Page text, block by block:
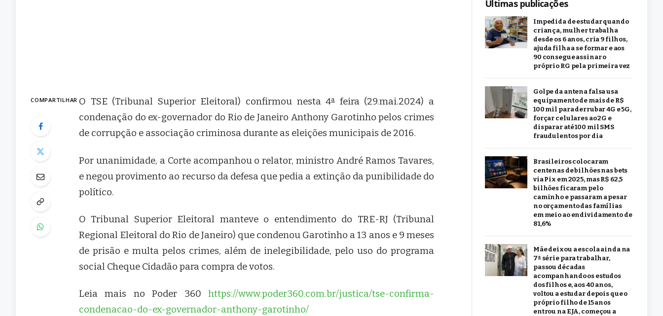
COMPARTILHAR O TSE (Tribunal Superior Eleitoral) confirmou nesta 4ª feira (29.mai.2024) a
condenação do ex-governador do Rio de Janeiro Anthony Garotinho pelos crimes
de corrupção e associação criminosa durante as eleições municipais de 2016.
Por unanimidade, a Corte acompanhou o relator, ministro André Ramos Tavares,
e negou provimento ao recurso da defesa que pedia a extinção da punibilidade do
político.
O Tribunal Superior Eleitoral manteve o entendimento do TRE-RJ (Tribunal
Regional Eleitoral do Rio de Janeiro) que condenou Garotinho a 13 anos e 9 meses
de prisão e multa pelos crimes, além de inelegibilidade, pelo uso do programa
social Cheque Cidadão para compra de votos.
Leia mais no Poder 360 https://www.poder360.com.br/justica/tse-confirma-
condenacao-do-ex-governador-anthony-garotinho/
Últimas publicações
Impedida de estudar quando
criança, mulher trabalha
desde os 6 anos, cria 9 filhos,
ajuda filha a se formar e aos
90 consegue assinar o
próprio RG pela primeira vez
Golpe da antena falsa usa
equipamento de mais de R$
100 mil para derrubar 4G e 5G,
forçar celulares ao 2G e
disparar até 100 mil SMS
fraudulentos por dia
Brasileiros colocaram
centenas de bilhões nas bets
via Pix em 2025, mas R$ 62,5
bilhões ficaram pelo
caminho e passaram a pesar
no orçamento das famílias
em meio ao endividamento de
81,6%
Mãe deixou a escola ainda na
7ª série para trabalhar,
passou décadas
acompanhando os estudos
dos filhos e, aos 40 anos,
voltou a estudar depois que o
próprio filho de 15 anos
entrou na EJA, começou a